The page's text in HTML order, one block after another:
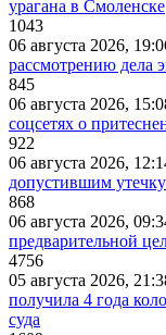
урагана в Смоленске
1043
06 августа 2026,
рассмотрению
845
06 августа 2026,
соцсетях о
922
06 августа 2026,
допустившим
868
06 августа 2026,
предварительной
4756
05 августа 2026,
получила 4 года
суда